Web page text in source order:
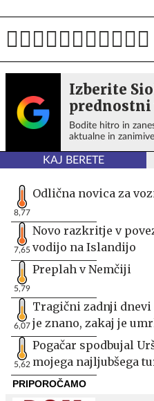
Izberite
prednostni
Bodite hitro in
aktualne in
KAJ BERETE
8,77
Odlična novica za
7,65
Novo razkritje v
vodijo na Islandijo
5,79
Preplah v Nemčiji
6,07
Tragični zadnji dnevi
je znano, zakaj je
5,62
Pogačar spodbujal
mojega najljubšega